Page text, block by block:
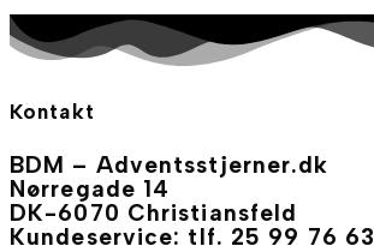
Kontakt
BDM – Adventsstjerner.dk
Nørregade 14
DK-6070 Christiansfeld
Kundeservice: tlf. 25 99 76 63